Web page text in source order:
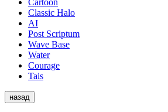
Cartoon
Classic Halo
AI
Post Scriptum
Wave Base
Water
Courage
Tais
назад